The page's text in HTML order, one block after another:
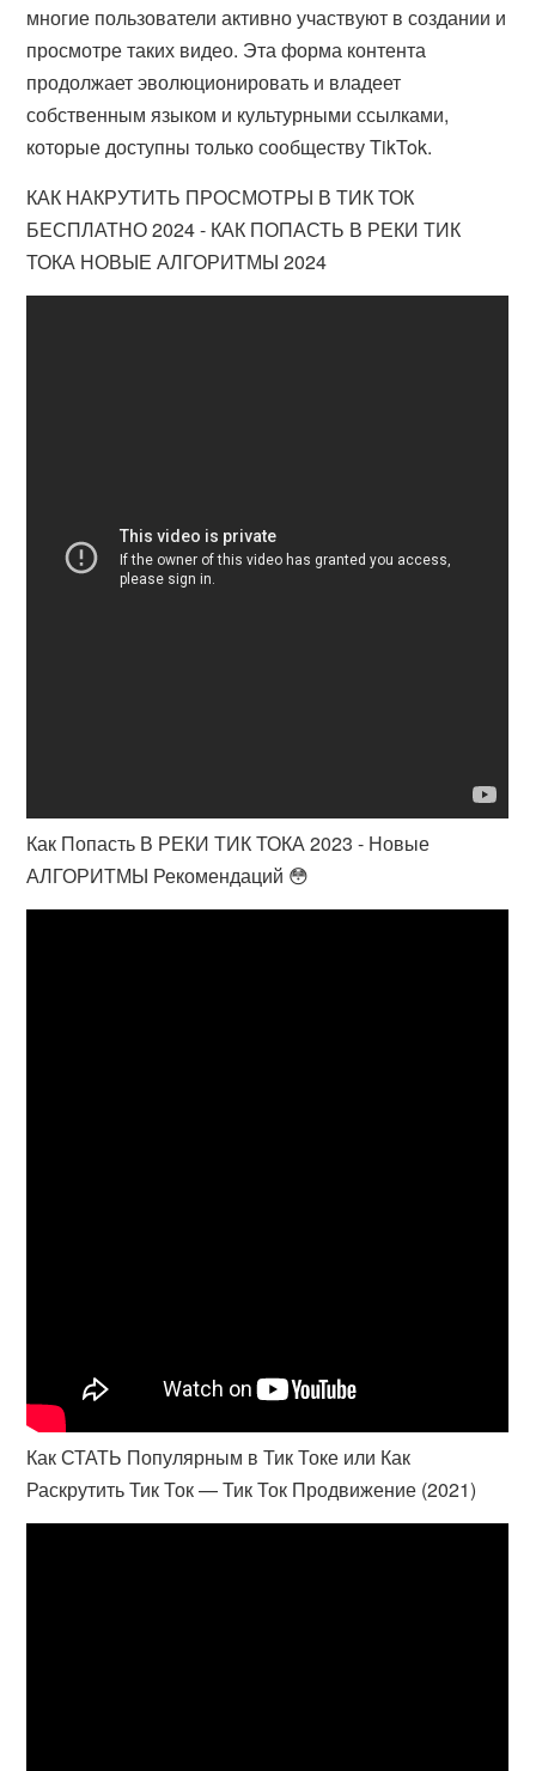
многие пользователи активно участвуют в создании и
просмотре таких видео. Эта форма контента
продолжает эволюционировать и владеет
собственным языком и культурными ссылками,
которые доступны только сообществу TikTok.
КАК НАКРУТИТЬ ПРОСМОТРЫ В ТИК ТОК
БЕСПЛАТНО 2024 - КАК ПОПАСТЬ В РЕКИ ТИК
ТОКА НОВЫЕ АЛГОРИТМЫ 2024
Как Попасть В РЕКИ ТИК ТОКА 2023 - Новые
АЛГОРИТМЫ Рекомендаций 😳
Как СТАТЬ Популярным в Тик Токе или Как
Раскрутить Тик Ток — Тик Ток Продвижение (2021)